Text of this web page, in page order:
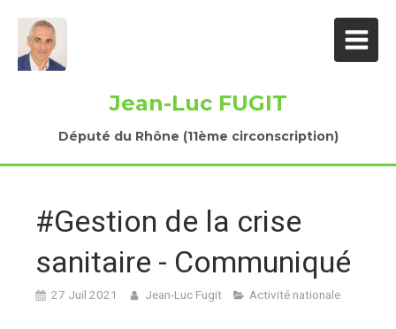
Jean-Luc FUGIT
Député du Rhône (11ème circonscription)
#Gestion de la crise
sanitaire - Communiqué
27 Juil 2021 Jean-Luc Fugit Activité nationale